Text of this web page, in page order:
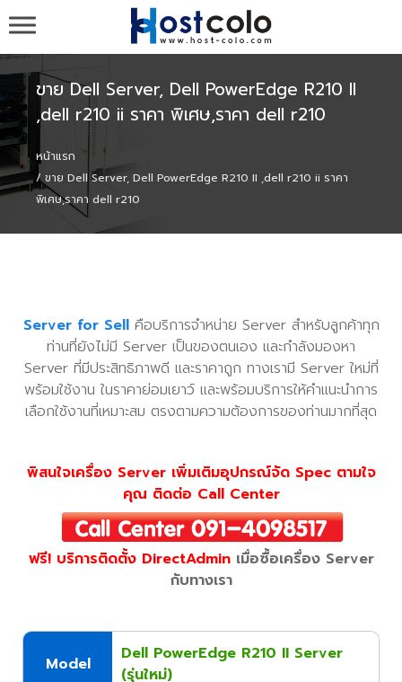
รับวาง Server ,รับวาง Colo , ขาย Server ,colocation
co-location ที่ cat-idc กสท , Web Hosting Domain เว็บ
โฮสติ้ง จดโดเมน - HOST-COLO.com
ขาย Dell Server, Dell PowerEdge R210 II
,dell r210 ii ราคา พิเศษ,ราคา dell r210
หน้าแรก
ขาย Dell Server, Dell PowerEdge R210 II ,dell r210 ii ราคา
พิเศษ,ราคา dell r210
Server for Sellคือบริการจำหน่าย Server สำหรับลูกค้าทุก
ท่านที่ยังไม่มี Server เป็นของตนเอง และกำลังมองหา
Server ที่มีประสิทธิภาพดี และราคาถูก ทางเรามี Server ใหม่ที่
พร้อมใช้งาน ในราคาย่อมเยาว์ และพร้อมบริการให้คำแนะนำการ
เลือกใช้งานที่เหมาะสม ตรงตามความต้องการของท่านมากที่สุด
พิสนใจเครื่อง Server เพิ่มเติมอุปกรณ์จัด Spec ตามใจ
คุณ ติดต่อ Call Center
ฟรี! บริการติดตั้ง DirectAdmin เมื่อซื้อเครื่อง Server
กับทางเรา
Model
Dell PowerEdge R210 II Server
(รุ่นใหม่)